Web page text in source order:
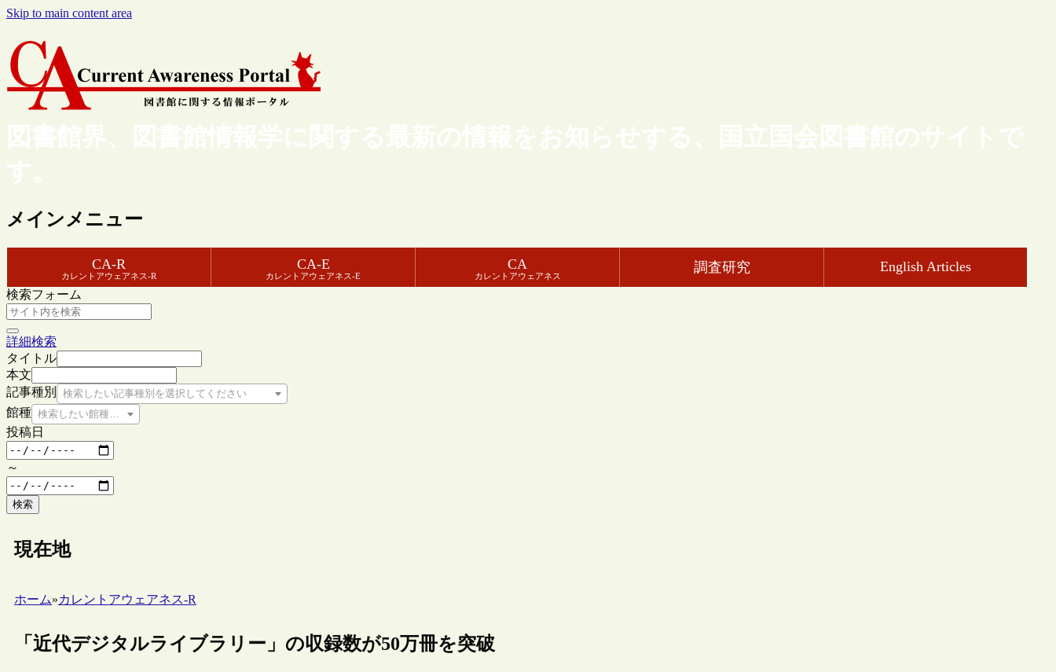
Skip to main content area
図書館界、図書館情報学に関する最新の情報をお知らせする、国立国会図書館のサイトで
す。
メインメニュー
CA-R
カレントアウェアネス-R
CA-E
カレントアウェアネス-E
CA
カレントアウェアネス
調査研究 English Articles
検索フォーム
詳細検索
タイトル
本文
記事種別
検索したい記事種別を選択してください
館種 検索したい館種を選択してください
投稿日
～
検索
現在地
ホーム»カレントアウェアネス-R
「近代デジタルライブラリー」の収録数が50万冊を突破